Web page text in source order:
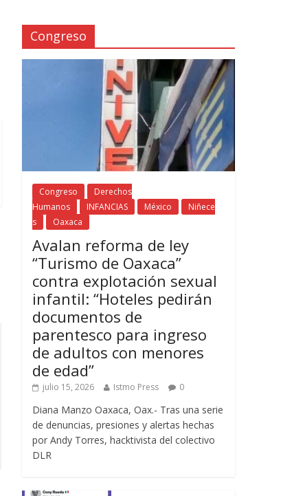
Congreso
Congreso
Derechos
Humanos
INFANCIAS México
Niñece
s
Oaxaca
Avalan reforma de ley
“Turismo de Oaxaca”
contra explotación sexual
infantil: “Hoteles pedirán
documentos de
parentesco para ingreso
de adultos con menores
de edad”
julio 15, 2026 Istmo Press 0
Diana Manzo Oaxaca, Oax.- Tras una serie
de denuncias, presiones y alertas hechas
por Andy Torres, hacktivista del colectivo
DLR